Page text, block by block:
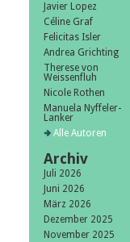
Javier Lopez
Céline Graf
Felicitas Isler
Andrea Grichting
Therese von
Weissenfluh
Nicole Rothen
Manuela Nyffeler-
Lanker
Alle Autoren
Archiv
Juli 2026
Juni 2026
März 2026
Dezember 2025
November 2025